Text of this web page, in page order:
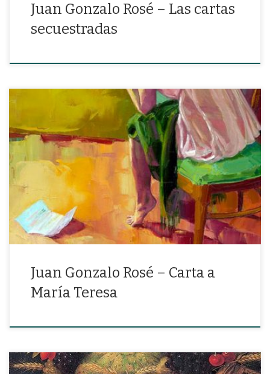
Juan Gonzalo Rosé – Las cartas
secuestradas
«¿Por qué he debido amar la rosa y la justicia el mar y la justicia, la
justicia y la luz?»
Juan Gonzalo Rosé – Carta a
María Teresa